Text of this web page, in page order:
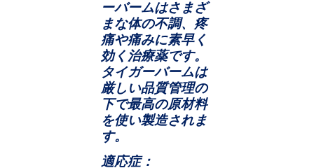
ーバームはさまざ
まな体の不調、疼
痛や痛みに素早く
効く治療薬です。
タイガーバームは
厳しい品質管理の
下で最高の原材料
を使い製造されま
す。
適応症：